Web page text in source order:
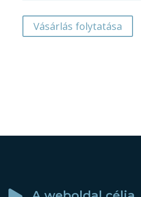
Vásárlás folytatása